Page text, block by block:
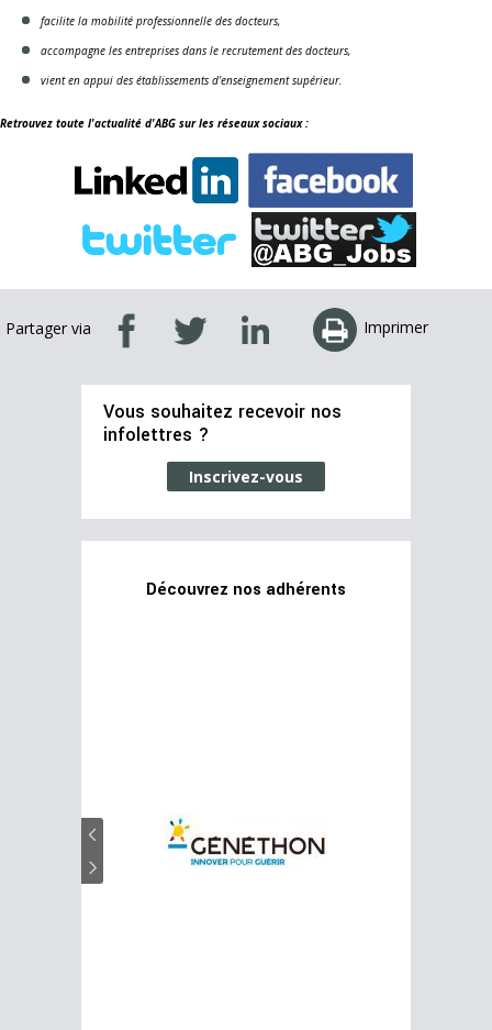
facilite la mobilité professionnelle des docteurs,
accompagne les entreprises dans le recrutement des docteurs,
vient en appui des établissements d’enseignement supérieur.
Retrouvez toute l'actualité d'ABG sur les réseaux sociaux :
Partager via Imprimer
Vous souhaitez recevoir nos
infolettres ?
Inscrivez-vous
Découvrez nos adhérents